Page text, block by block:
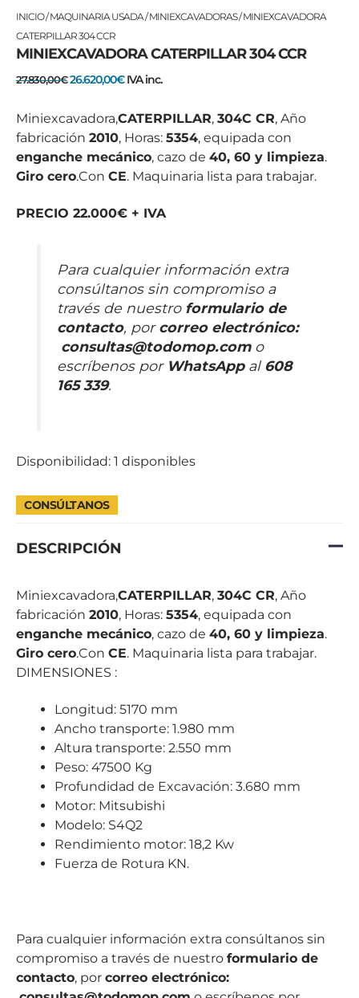
INICIO/MAQUINARIA USADA/MINIEXCAVADORAS/ MINIEXCAVADORA
CATERPILLAR 304 CCR
MINIEXCAVADORA CATERPILLAR 304 CCR
27.830,00€
El
precio
original
era:
26.620,00€
El
actual
es:
IVA inc.
Miniexcavadora,CATERPILLAR, 304C CR, Año
fabricación 2010, Horas: 5354, equipada con
enganche mecánico, cazo de 40, 60 y limpieza.
Giro cero.Con CE. Maquinaria lista para trabajar.
PRECIO 22.000€ + IVA
Para cualquier información extra
consúltanos sin compromiso a
través de nuestro formulario de
contacto, porcorreo electrónico:
consultas@todomop.como
escríbenos por WhatsAppal 608
165 339.
Disponibilidad: 1 disponibles
CONSÚLTANOS
DESCRIPCIÓN
Miniexcavadora,CATERPILLAR, 304C CR, Año
fabricación 2010, Horas: 5354, equipada con
enganche mecánico, cazo de 40, 60 y limpieza.
Giro cero.Con CE. Maquinaria lista para trabajar.
DIMENSIONES :
Longitud: 5170 mm
Ancho transporte: 1.980 mm
Altura transporte: 2.550 mm
Peso: 47500 Kg
Profundidad de Excavación: 3.680 mm
Motor: Mitsubishi
Modelo: S4Q2
Rendimiento motor: 18,2 Kw
Fuerza de Rotura KN.
Para cualquier información extra consúltanos sin
compromiso a través de nuestro formulario de
contacto, por correo electrónico: